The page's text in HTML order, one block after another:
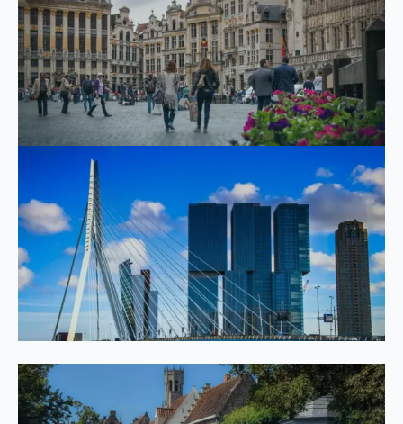
Nous sommes en vacances